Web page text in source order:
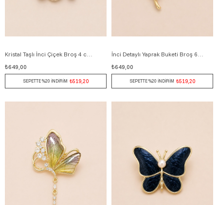
₺649,00
SEPETTE %20 İNDİRİM ₺519,20
₺649,00
SEPETTE %20 İNDİRİM ₺519,20